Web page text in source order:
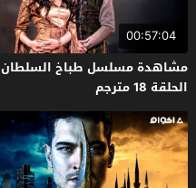
00:57:04
مشاهدة مسلسل طباخ السلطان
الحلقة 18 مترجم